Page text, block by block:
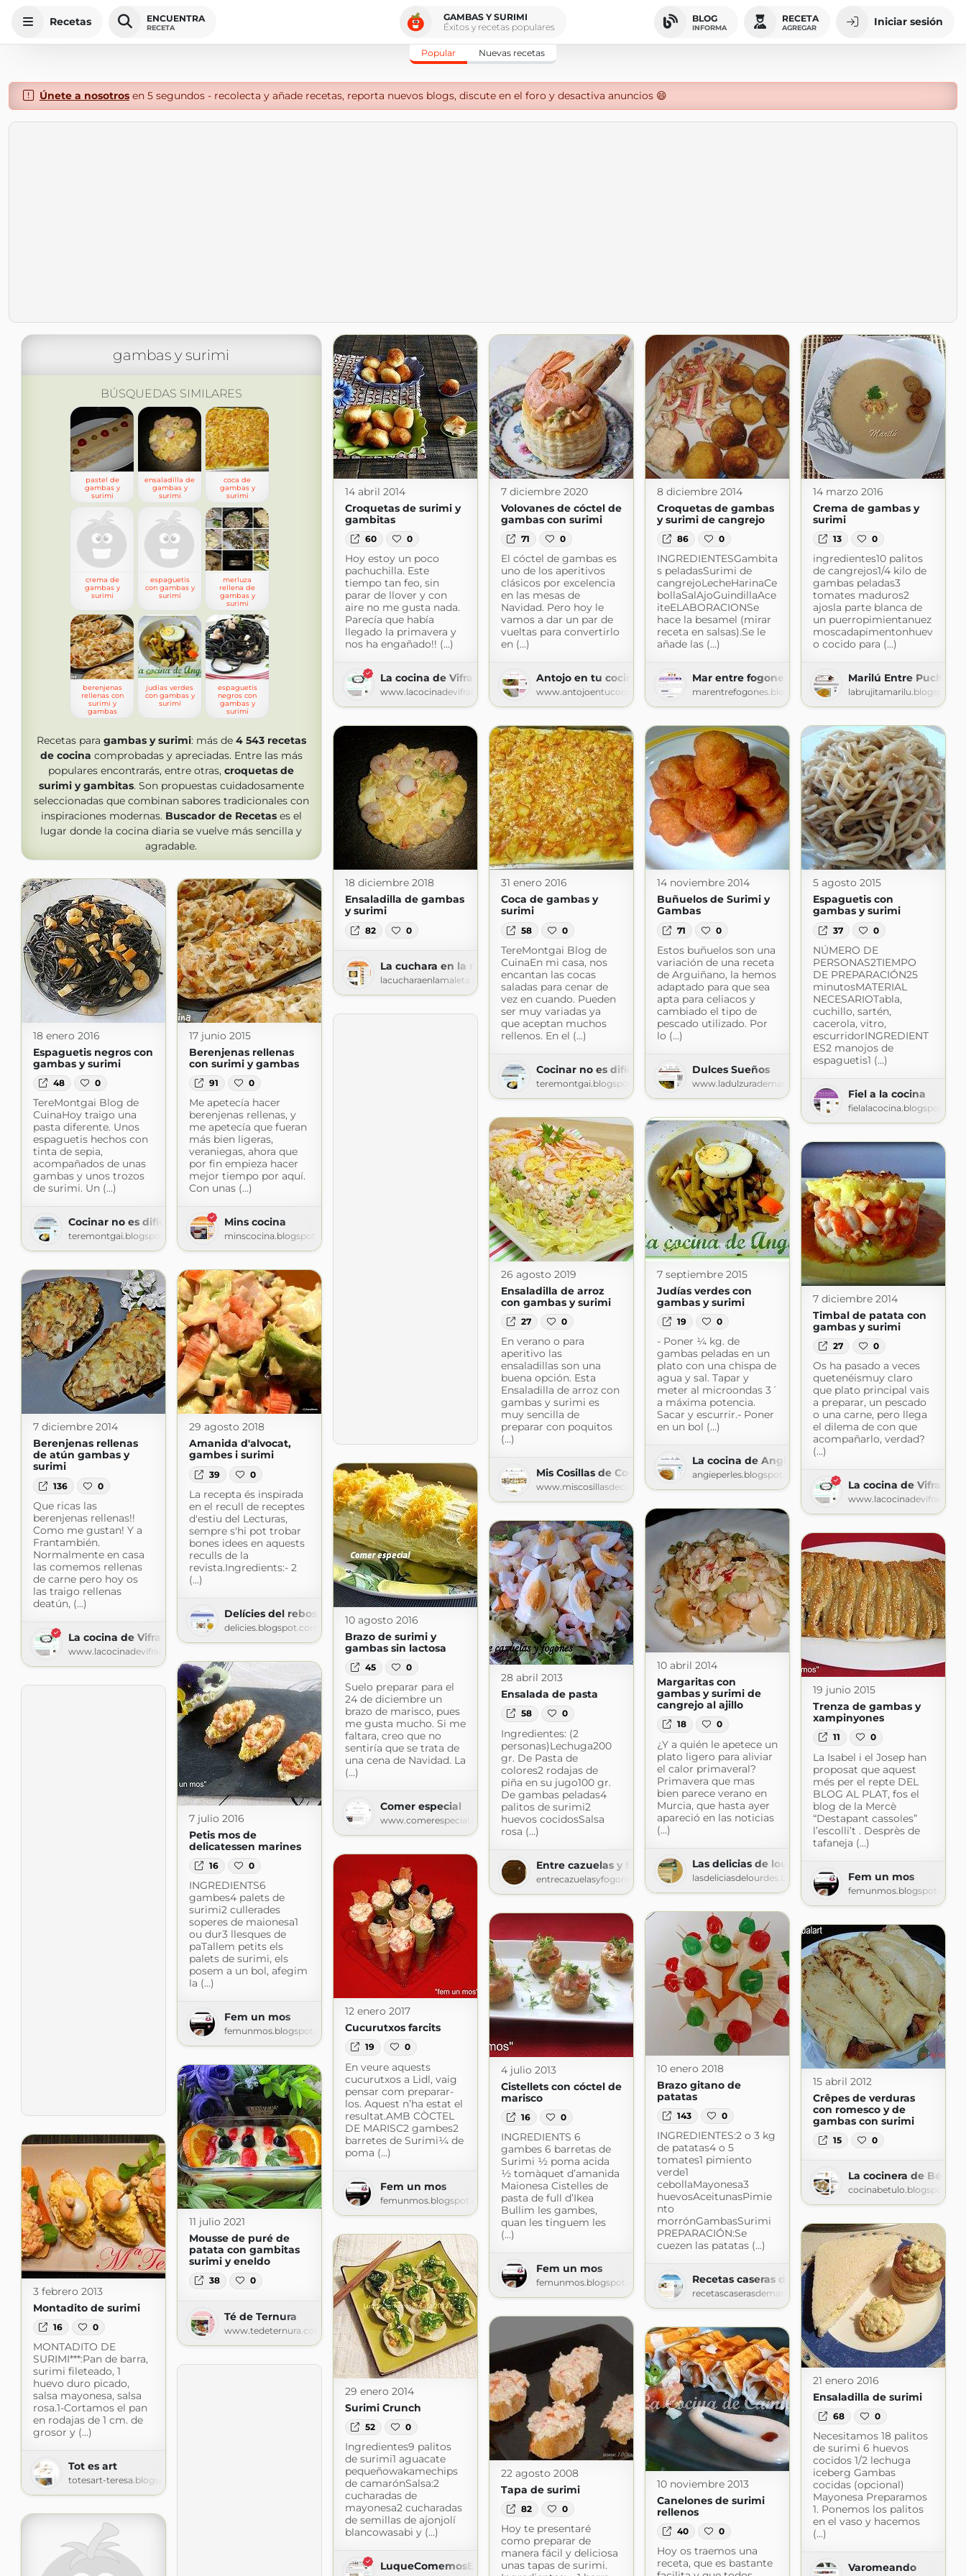
Recetas ENCUENTRA
RECETA
GAMBAS Y SURIMI
Éxitos y recetas populares
BLOG
INFORMA
RECETA
AGREGAR Iniciar sesión
Popular Nuevas recetas
Únete a nosotrosen 5 segundos - recolecta y añade recetas, reporta nuevos blogs, discute en el foro y desactiva anuncios 😄
gambas y surimi
BÚSQUEDAS SIMILARES
pastel de
gambas y
surimi
ensaladilla de
gambas y
surimi
coca de
gambas y
surimi
crema de
gambas y
surimi
espaguetis
con gambas y
surimi
merluza
rellena de
gambas y
surimi
berenjenas
rellenas con
surimi y
gambas
judías verdes
con gambas y
surimi
espaguetis
negros con
gambas y
surimi
Recetas para gambas y surimi: más de 4 543 recetas
de cocina comprobadas y apreciadas. Entre las más
populares encontrarás, entre otras, croquetas de
surimi y gambitas. Son propuestas cuidadosamente
seleccionadas que combinan sabores tradicionales con
inspiraciones modernas. Buscador de Recetases el
lugar donde la cocina diaria se vuelve más sencilla y
agradable.
14 abril 2014
Croquetas de surimi y
gambitas
60 0
Hoy estoy un poco
pachuchilla. Este
tiempo tan feo, sin
parar de llover y con
aire no me gusta nada.
Parecía que había
llegado la primavera y
nos ha engañado!! (...)
La cocina de Vifran
www.lacocinadevifran.com
7 diciembre 2020
Volovanes de cóctel de
gambas con surimi
71 0
El cóctel de gambas es
uno de los aperitivos
clásicos por excelencia
en las mesas de
Navidad. Pero hoy le
vamos a dar un par de
vueltas para convertirlo
en (...)
Antojo en tu cocina
www.antojoentucocina.com
8 diciembre 2014
Croquetas de gambas
y surimi de cangrejo
86 0
INGREDIENTESGambita
s peladasSurimi de
cangrejoLecheHarinaCe
bollaSalAjoGuindillaAce
iteELABORACIONSe
hace la besamel (mirar
receta en salsas).Se le
añade las (...)
Mar entre fogones
marentrefogones.blogspot.com
14 marzo 2016
Crema de gambas y
surimi
13 0
ingredientes10 palitos
de cangrejos1/4 kilo de
gambas peladas3
tomates maduros2
ajosla parte blanca de
un puerropimientanuez
moscadapimentonhuev
o cocido para (...)
Marilú Entre Pucheros
18 diciembre 2018
Ensaladilla de gambas
y surimi
82 0
La cuchara en la maleta
lacucharaenlamaleta.blogspot.com
31 enero 2016
Coca de gambas y
surimi
58 0
TereMontgai Blog de
CuinaEn mi casa, nos
encantan las cocas
saladas para cenar de
vez en cuando. Pueden
ser muy variadas ya
que aceptan muchos
rellenos. En el (...)
Cocinar no es difícil ¡pruébalo!
teremontgai.blogspot.com
14 noviembre 2014
Buñuelos de Surimi y
Gambas
71 0
Estos buñuelos son una
variación de una receta
de Arguiñano, la hemos
adaptado para que sea
apta para celiacos y
cambiado el tipo de
pescado utilizado. Por
lo (...)
Dulces Sueños
www.ladulzurademari.es
5 agosto 2015
Espaguetis con
gambas y surimi
37 0
NÚMERO DE
PERSONAS2TIEMPO
DE PREPARACIÓN25
minutosMATERIAL
NECESARIOTabla,
cuchillo, sartén,
cacerola, vitro,
escurridorINGREDIENT
ES2 manojos de
espaguetis1 (...)
Fiel a la cocina
fielalacocina.blogspot.com
18 enero 2016
Espaguetis negros con
gambas y surimi
48 0
TereMontgai Blog de
CuinaHoy traigo una
pasta diferente. Unos
espaguetis hechos con
tinta de sepia,
acompañados de unas
gambas y unos trozos
de surimi. Un (...)
Cocinar no es difícil ¡pruébalo!
teremontgai.blogspot.com
17 junio 2015
Berenjenas rellenas
con surimi y gambas
91 0
Me apetecía hacer
berenjenas rellenas, y
me apetecía que fueran
más bien ligeras,
veraniegas, ahora que
por fin empieza hacer
mejor tiempo por aquí.
Con unas (...)
Mins cocina
minscocina.blogspot.com
26 agosto 2019
Ensaladilla de arroz
con gambas y surimi
27 0
En verano o para
aperitivo las
ensaladillas son una
buena opción. Esta
Ensaladilla de arroz con
gambas y surimi es
muy sencilla de
preparar con poquitos
(...)
Mis Cosillas de Cocina
www.miscosillasdecocina.com
7 septiembre 2015
Judías verdes con
gambas y surimi
19 0
- Poner ¼ kg. de
gambas peladas en un
plato con una chispa de
agua y sal. Tapar y
meter al microondas 3´
a máxima potencia.
Sacar y escurrir.- Poner
en un bol (...)
La cocina de Angie
angieperles.blogspot.com
7 diciembre 2014
Timbal de patata con
gambas y surimi
27 0
Os ha pasado a veces
quetenéismuy claro
que plato principal vais
a preparar, un pescado
o una carne, pero llega
el dilema de con que
acompañarlo, verdad?
(...)
La cocina de Vifran
www.lacocinadevifran.com
7 diciembre 2014
Berenjenas rellenas
de atún gambas y
surimi
136 0
Que ricas las
berenjenas rellenas!!
Como me gustan! Y a
Frantambién.
Normalmente en casa
las comemos rellenas
de carne pero hoy os
las traigo rellenas
deatún, (...)
La cocina de Vifran
www.lacocinadevifran.com
29 agosto 2018
Amanida d'alvocat,
gambes i surimi
39 0
La recepta és inspirada
en el recull de receptes
d'estiu del Lecturas,
sempre s'hi pot trobar
bones idees en aquests
reculls de la
revista.Ingredients:- 2
(...)
Delícies del rebost
delicies.blogspot.com
10 agosto 2016
Brazo de surimi y
gambas sin lactosa
45 0
Suelo preparar para el
24 de diciembre un
brazo de marisco, pues
me gusta mucho. Si me
faltara, creo que no
sentiría que se trata de
una cena de Navidad. La
(...)
Comer especial
www.comerespecial.com
10 abril 2014
Margaritas con
gambas y surimi de
cangrejo al ajillo
18 0
¿Y a quién le apetece un
plato ligero para aliviar
el calor primaveral?
Primavera que mas
bien parece verano en
Murcia, que hasta ayer
apareció en las noticias
(...)
Las delicias de lourdes
lasdeliciasdelourdes.blogspot.com
28 abril 2013
Ensalada de pasta
58 0
Ingredientes: (2
personas)Lechuga200
gr. De Pasta de
colores2 rodajas de
piña en su jugo100 gr.
De gambas peladas4
palitos de surimi2
huevos cocidosSalsa
rosa (...)
Entre cazuelas y fogones
entrecazuelasyfogones.blogspot.com
19 junio 2015
Trenza de gambas y
xampinyones
11 0
La Isabel i el Josep han
proposat que aquest
més per el repte DEL
BLOG AL PLAT, fos el
blog de la Mercè
“Destapant cassoles”
l’escolli’t . Desprès de
tafaneja (...)
Fem un mos
femunmos.blogspot.com
7 julio 2016
Petis mos de
delicatessen marines
16 0
INGREDIENTS6
gambes4 palets de
surimi2 cullerades
soperes de maionesa1
ou dur3 llesques de
paTallem petits els
palets de surimi, els
posem a un bol, afegim
la (...)
Fem un mos
femunmos.blogspot.com
12 enero 2017
Cucurutxos farcits
19 0
En veure aquests
cucurutxos a Lidl, vaig
pensar com preparar-
los. Aquest n’ha estat el
resultat.AMB CÒCTEL
DE MARISC2 gambes2
barretes de Surimi¼ de
poma (...)
Fem un mos
femunmos.blogspot.com
10 enero 2018
Brazo gitano de
patatas
143 0
INGREDIENTES:2 o 3 kg
de patatas4 o 5
tomates1 pimiento
verde1
cebollaMayonesa3
huevosAceitunasPimie
nto
morrónGambasSurimi
PREPARACIÓN:Se
cuezen las patatas (...)
Recetas caseras de mari carmen
recetascaserasdemaricarmen.blogspot.com
4 julio 2013
Cistellets con cóctel de
marisco
16 0
INGREDIENTS 6
gambes 6 barretas de
Surimi ½ poma acida
½ tomàquet d’amanida
Maionesa Cistelles de
pasta de full d’Ikea
Bullim les gambes,
quan les tinguem les
(...)
Fem un mos
femunmos.blogspot.com
15 abril 2012
Crêpes de verduras
con romesco y de
gambas con surimi
15 0
La cocinera de Bétulo
11 julio 2021
Mousse de puré de
patata con gambitas
surimi y eneldo
38 0
Té de Ternura
www.tedeternura.com
3 febrero 2013
Montadito de surimi
16 0
MONTADITO DE
SURIMI***:Pan de barra,
surimi fileteado, 1
huevo duro picado,
salsa mayonesa, salsa
rosa.1-Cortamos el pan
en rodajas de 1 cm. de
grosor y (...)
Tot es art
totesart-teresa.blogspot.com
21 enero 2016
Ensaladilla de surimi
68 0
Necesitamos 18 palitos
de surimi 6 huevos
cocidos 1/2 lechuga
iceberg Gambas
cocidas (opcional)
Mayonesa Preparamos
1. Ponemos los palitos
en el vaso y hacemos
(...)
Varomeando
29 enero 2014
Surimi Crunch
52 0
Ingredientes9 palitos
de surimi1 aguacate
pequeñowakamechips
de camarónSalsa:2
cucharadas de
mayonesa2 cucharadas
de semillas de ajonjolí
blancowasabi y (...)
LuqueComemosEnCasa
22 agosto 2008
Tapa de surimi
82 0
Hoy te presentaré
como preparar de
manera fácil y deliciosa
unas tapas de surimi.
10 noviembre 2013
Canelones de surimi
rellenos
40 0
Hoy os traemos una
receta, que es bastante